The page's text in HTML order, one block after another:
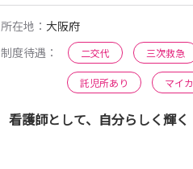
所在地： 大阪府
制度待遇：
二交代 三次救急
託児所あり マイ
看護師として、自分らしく輝く